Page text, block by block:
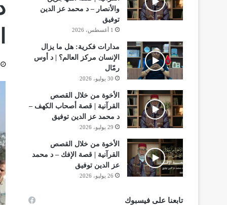
والأنصار – د محمد عز الدين
توفيق
1 أغسطس، 2026
مدارات فكرية: هل ما يزال
الإنسان مركز العالم؟ | د أوس
رمّال
30 يوليو، 2026
الأخوة من خلال القصص
القرآنية | قصة أصحاب الكهف –
د محمد عز الدين توفيق
29 يوليو، 2026
الأخوة من خلال القصص
القرآنية | قصة الإفك – د محمد
عز الدين توفيق
26 يوليو، 2026
تابعنا على فيسبوك